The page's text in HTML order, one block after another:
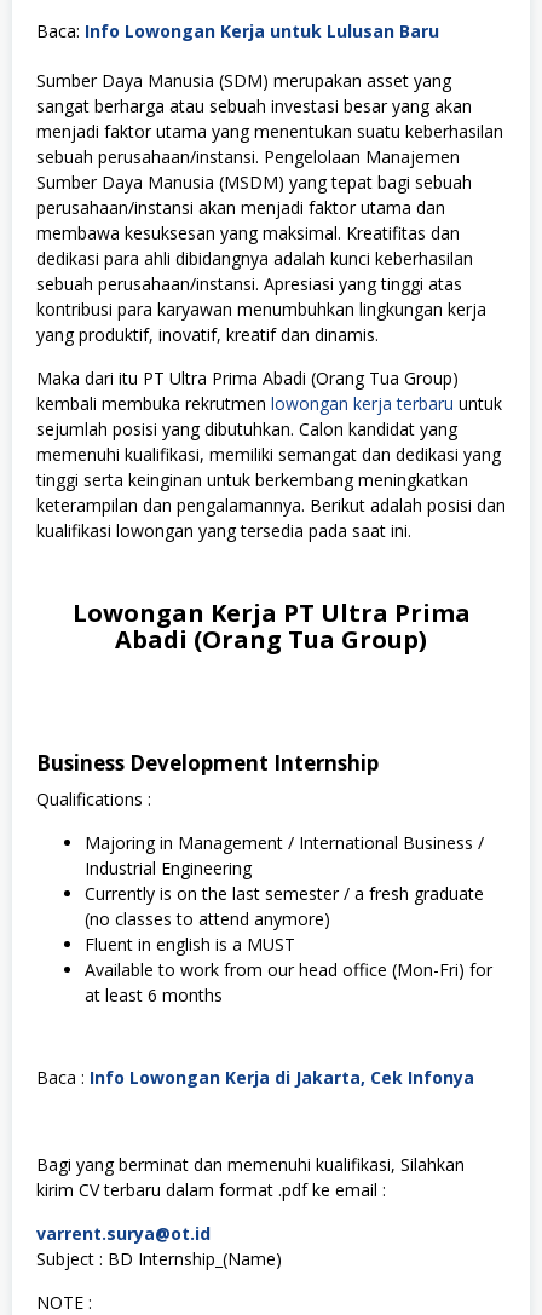
Baca: Info Lowongan Kerja untuk Lulusan Baru
Sumber Daya Manusia (SDM) merupakan asset yang
sangat berharga atau sebuah investasi besar yang akan
menjadi faktor utama yang menentukan suatu keberhasilan
sebuah perusahaan/instansi. Pengelolaan Manajemen
Sumber Daya Manusia (MSDM) yang tepat bagi sebuah
perusahaan/instansi akan menjadi faktor utama dan
membawa kesuksesan yang maksimal. Kreatifitas dan
dedikasi para ahli dibidangnya adalah kunci keberhasilan
sebuah perusahaan/instansi. Apresiasi yang tinggi atas
kontribusi para karyawan menumbuhkan lingkungan kerja
yang produktif, inovatif, kreatif dan dinamis.
Maka dari itu PT Ultra Prima Abadi (Orang Tua Group)
kembali membuka rekrutmen lowongan kerja terbaru untuk
sejumlah posisi yang dibutuhkan. Calon kandidat yang
memenuhi kualifikasi, memiliki semangat dan dedikasi yang
tinggi serta keinginan untuk berkembang meningkatkan
keterampilan dan pengalamannya. Berikut adalah posisi dan
kualifikasi lowongan yang tersedia pada saat ini.
Lowongan Kerja PT Ultra Prima
Abadi (Orang Tua Group)
Business Development Internship
Qualifications :
Majoring in Management / International Business /
Industrial Engineering
Currently is on the last semester / a fresh graduate
(no classes to attend anymore)
Fluent in english is a MUST
Available to work from our head office (Mon-Fri) for
at least 6 months
Baca : Info Lowongan Kerja di Jakarta, Cek Infonya
Bagi yang berminat dan memenuhi kualifikasi, Silahkan
kirim CV terbaru dalam format .pdf ke email :
varrent.surya@ot.id
Subject : BD Internship_(Name)
NOTE :